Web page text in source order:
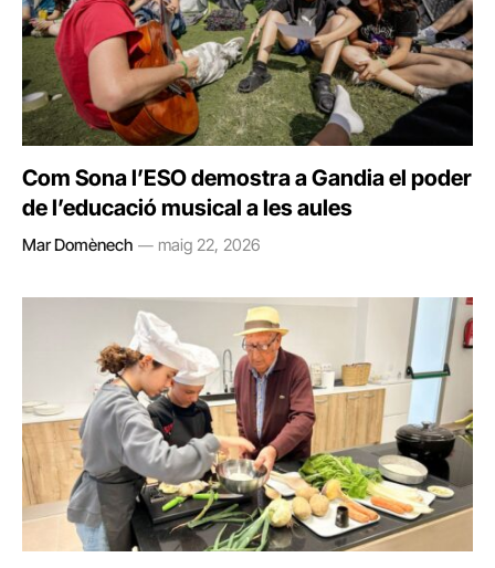
Com Sona l’ESO demostra a Gandia el poder
de l’educació musical a les aules
Mar Domènech maig 22, 2026